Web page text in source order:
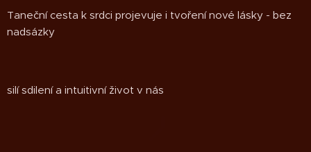
Taneční cesta k srdci projevuje i tvoření nové lásky - bez
nadsázky
silí sdilení a intuitivní život v nás